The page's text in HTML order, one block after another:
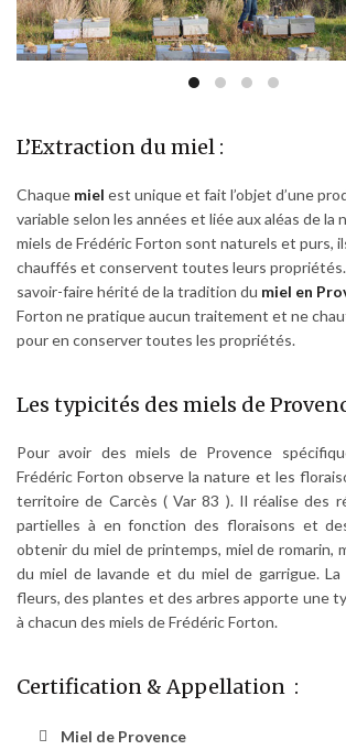
L’Extraction du miel :
Chaque miel est unique et fait l’objet d’une
variable selon les années et liée aux aléas de la
miels de Frédéric Forton sont naturels et purs,
chauffés et conservent toutes leurs propriétés.
savoir-faire hérité de la tradition du miel en
Forton ne pratique aucun traitement et ne
pour en conserver toutes les propriétés.
Les typicités des miels de
Pour avoir des miels de Provence
Frédéric Forton observe la nature et les
territoire de Carcès ( Var 83 ). Il réalise des
partielles à en fonction des floraisons et
obtenir du miel de printemps, miel de romarin,
du miel de lavande et du miel de garrigue.
fleurs, des plantes et des arbres apporte une
à chacun des miels de Frédéric Forton.
Certification & Appellation :
Miel de Provence